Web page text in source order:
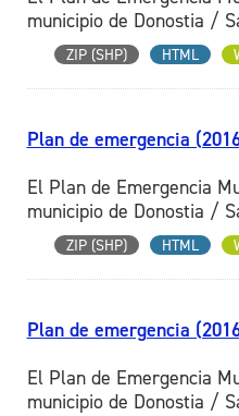
municipio de Donostia /
ZIP (SHP) HTML
Plan de emergencia
El Plan de Emergencia
municipio de Donostia /
ZIP (SHP) HTML
Plan de emergencia
El Plan de Emergencia
municipio de Donostia /